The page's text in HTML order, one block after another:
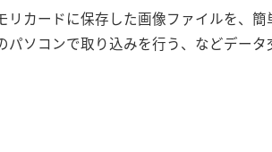
リカードに保存した画像ファイルを、
ソコンで取り込みを行う、などデータ